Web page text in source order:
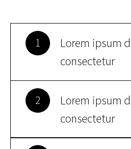
1
Lorem ipsum
consectetur
2
Lorem ipsum
consectetur